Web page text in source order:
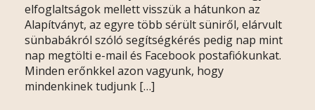
elfoglaltságok mellett visszük a hátunkon az
Alapítványt, az egyre több sérült süniről, elárvult
sünbabákról szóló segítségkérés pedig nap mint
nap megtölti e-mail és Facebook postafiókunkat.
Minden erőnkkel azon vagyunk, hogy
mindenkinek tudjunk […]